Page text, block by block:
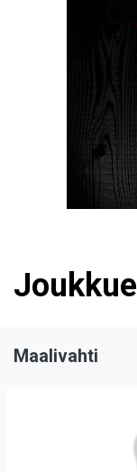
Joukkue
Maalivahti